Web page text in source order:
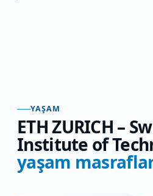
YAŞAM
ETH ZURICH –
Institute of
yaşam